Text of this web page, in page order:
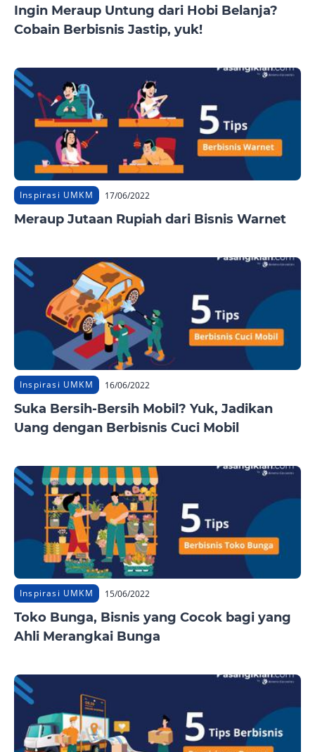
Ingin Meraup Untung dari Hobi Belanja?
Cobain Berbisnis Jastip, yuk!
Inspirasi UMKM 17/06/2022
Meraup Jutaan Rupiah dari Bisnis Warnet
Inspirasi UMKM 16/06/2022
Suka Bersih-Bersih Mobil? Yuk, Jadikan
Uang dengan Berbisnis Cuci Mobil
Inspirasi UMKM 15/06/2022
Toko Bunga, Bisnis yang Cocok bagi yang
Ahli Merangkai Bunga